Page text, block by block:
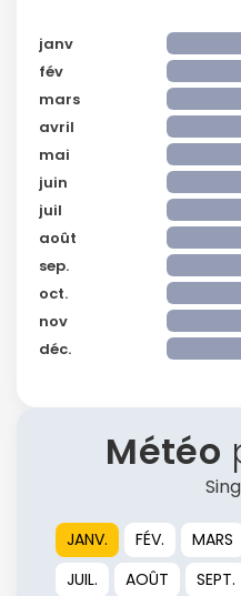
janv
fév
mars
avril
mai
juin
juil
août
sep.
oct.
nov
déc.
Météo
JANV. FÉV. MARS
JUIL.
AOÛT SEPT.
ou
confidentialité.